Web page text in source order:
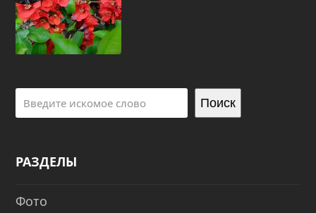
Поиск
РАЗДЕЛЫ
Фото